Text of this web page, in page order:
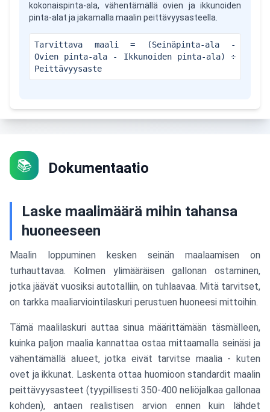
kokonaispinta-ala, vähentämällä ovien ja ikkunoiden
pinta-alat ja jakamalla maalin peittävyysasteella.
Tarvittava maali = (Seinäpinta-ala -
Ovien pinta-ala - Ikkunoiden pinta-ala) ÷
Peittävyysaste
📚 Dokumentaatio
Laske maalimäärä mihin tahansa
huoneeseen
Maalin loppuminen kesken seinän maalaamisen on
turhauttavaa. Kolmen ylimääräisen gallonan ostaminen,
jotka jäävät vuosiksi autotalliin, on tuhlaavaa. Mitä tarvitset,
on tarkka maaliarviointilaskuri perustuen huoneesi mittoihin.
Tämä maalilaskuri auttaa sinua määrittämään täsmälleen,
kuinka paljon maalia kannattaa ostaa mittaamalla seinäsi ja
vähentämällä alueet, jotka eivät tarvitse maalia - kuten
ovet ja ikkunat. Laskenta ottaa huomioon standardit maalin
peittävyysasteet (tyypillisesti 350-400 neliöjalkaa gallonaa
kohden), antaen realistisen arvion ennen kuin lähdet